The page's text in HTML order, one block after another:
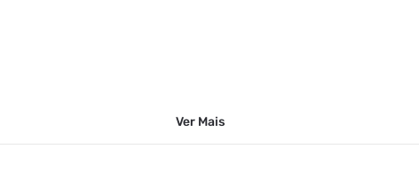
Ver Mais